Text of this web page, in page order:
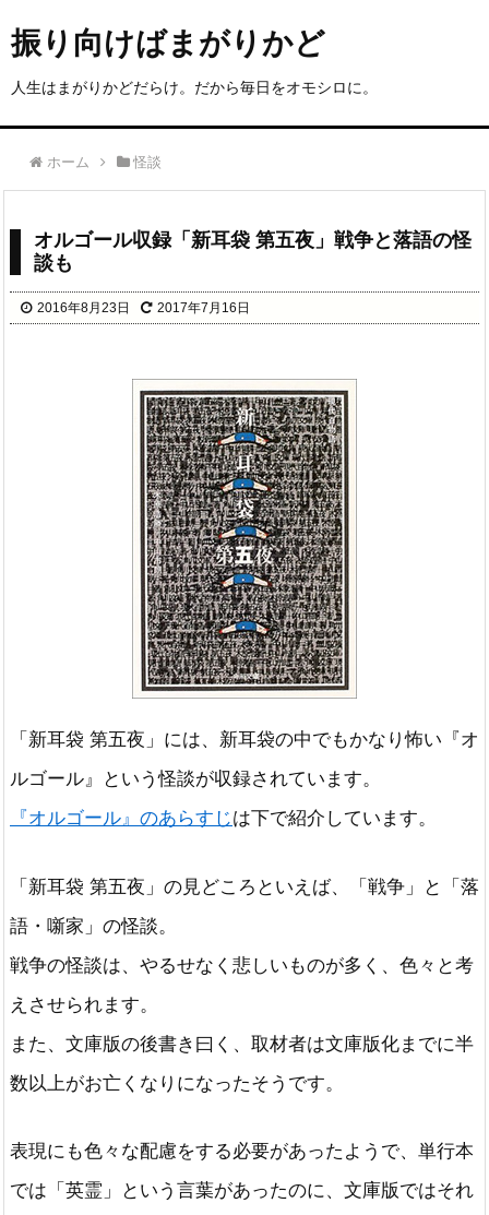
振り向けばまがりかど
人生はまがりかどだらけ。だから毎日をオモシロに。
ホーム 怪談
オルゴール収録「新耳袋 第五夜」戦争と落語の怪
談も
2016年8月23日 2017年7月16日
「新耳袋 第五夜」には、新耳袋の中でもかなり怖い『オ
ルゴール』という怪談が収録されています。
『オルゴール』のあらすじは下で紹介しています。
「新耳袋 第五夜」の見どころといえば、「戦争」と「落
語・噺家」の怪談。
戦争の怪談は、やるせなく悲しいものが多く、色々と考
えさせられます。
また、文庫版の後書き曰く、取材者は文庫版化までに半
数以上がお亡くなりになったそうです。
表現にも色々な配慮をする必要があったようで、単行本
では「英霊」という言葉があったのに、文庫版ではそれ